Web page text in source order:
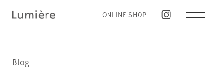
ONLINE SHOP
Blog